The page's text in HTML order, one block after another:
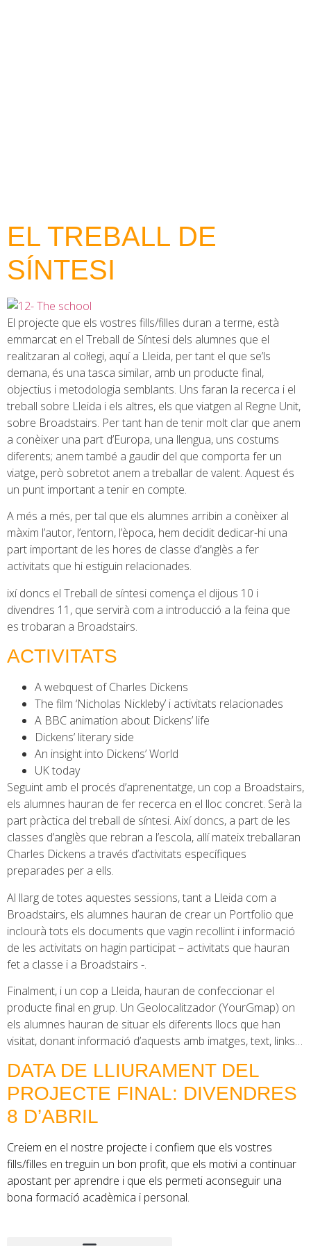
EL TREBALL DE
SÍNTESI
El projecte que els vostres fills/filles duran a terme, està
emmarcat en el Treball de Síntesi dels alumnes que el
realitzaran al col·legi, aquí a Lleida, per tant el que se’ls
demana, és una tasca similar, amb un producte final,
objectius i metodologia semblants. Uns faran la recerca i el
treball sobre Lleida i els altres, els que viatgen al Regne Unit,
sobre Broadstairs. Per tant han de tenir molt clar que anem
a conèixer una part d’Europa, una llengua, uns costums
diferents; anem també a gaudir del que comporta fer un
viatge, però sobretot anem a treballar de valent. Aquest és
un punt important a tenir en compte.
A més a més, per tal que els alumnes arribin a conèixer al
màxim l’autor, l’entorn, l’època, hem decidit dedicar-hi una
part important de les hores de classe d’anglès a fer
activitats que hi estiguin relacionades.
ixí doncs el Treball de síntesi comença el dijous 10 i
divendres 11, que servirà com a introducció a la feina que
es trobaran a Broadstairs.
ACTIVITATS
A webquest of Charles Dickens
The film ‘Nicholas Nickleby’ i activitats relacionades
A BBC animation about Dickens’ life
Dickens’ literary side
An insight into Dickens’ World
UK today
Seguint amb el procés d’aprenentatge, un cop a Broadstairs,
els alumnes hauran de fer recerca en el lloc concret. Serà la
part pràctica del treball de síntesi. Així doncs, a part de les
classes d’anglès que rebran a l’escola, allí mateix treballaran
Charles Dickens a través d’activitats específiques
preparades per a ells.
Al llarg de totes aquestes sessions, tant a Lleida com a
Broadstairs, els alumnes hauran de crear un Portfolio que
inclourà tots els documents que vagin recollint i informació
de les activitats on hagin participat – activitats que hauran
fet a classe i a Broadstairs -.
Finalment, i un cop a Lleida, hauran de confeccionar el
producte final en grup. Un Geolocalitzador (YourGmap) on
els alumnes hauran de situar els diferents llocs que han
visitat, donant informació d’aquests amb imatges, text, links…
DATA DE LLIURAMENT DEL
PROJECTE FINAL: DIVENDRES
8 D’ABRIL
Creiem en el nostre projecte i confiem que els vostres
fills/filles en treguin un bon profit, que els motivi a continuar
apostant per aprendre i que els permeti aconseguir una
bona formació acadèmica i personal.